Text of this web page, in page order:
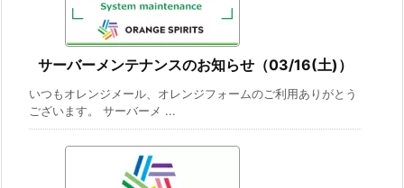
サーバーメンテナンスのお知らせ（03/16(土)）
いつもオレンジメール、オレンジフォームのご利用ありがとう
ございます。 サーバーメ ...